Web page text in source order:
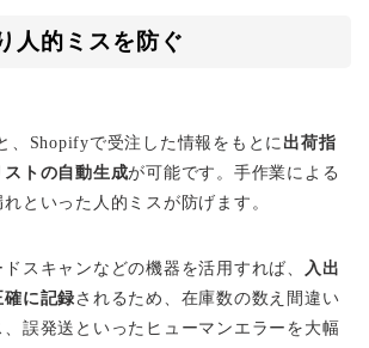
人的ミスを防ぐ
、Shopifyで受注した情報をもとに 出荷指
トの自動生成が可能です。手作業による
といった人的ミスが防げます。
スキャンなどの機器を活用すれば、 入出
確に記録されるため、在庫数の数え間違い
誤発送といったヒューマンエラーを大幅